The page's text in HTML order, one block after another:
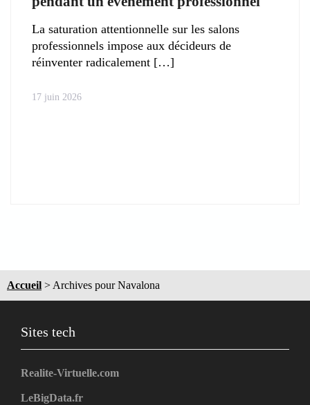
La saturation attentionnelle sur les salons
professionnels impose aux décideurs de
réinventer radicalement
17 juin 2026
Accueil > Archives pour Navalona
Sites tech
Realite-Virtuelle.com
LeBigData.fr